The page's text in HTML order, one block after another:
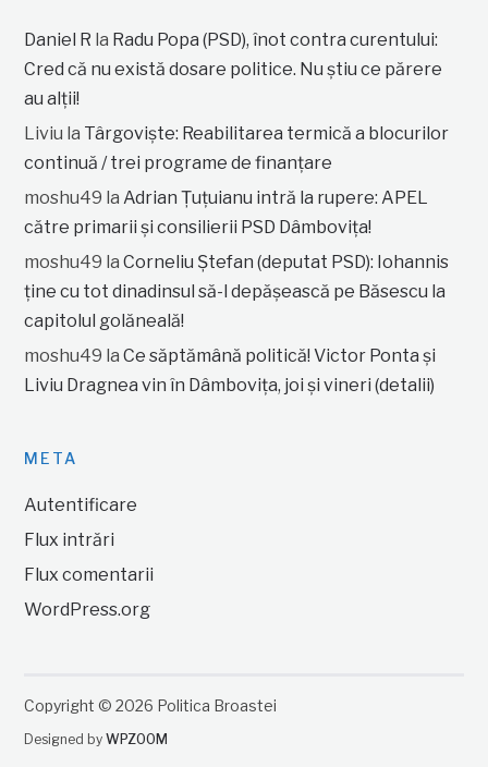
Daniel R la Radu Popa (PSD), înot contra curentului:
Cred că nu există dosare politice. Nu știu ce părere
au alții!
Liviu la Târgoviște: Reabilitarea termică a blocurilor
continuă / trei programe de finanțare
moshu49 laAdrian Țuțuianu intră la rupere: APEL
către primarii și consilierii PSD Dâmbovița!
moshu49 laCorneliu Ștefan (deputat PSD): Iohannis
ține cu tot dinadinsul să-l depășească pe Băsescu la
capitolul golăneală!
moshu49 laCe săptămână politică! Victor Ponta și
Liviu Dragnea vin în Dâmbovița, joi și vineri (detalii)
META
Autentificare
Flux intrări
Flux comentarii
WordPress.org
Copyright © 2026 Politica Broastei
Designed byWPZOOM